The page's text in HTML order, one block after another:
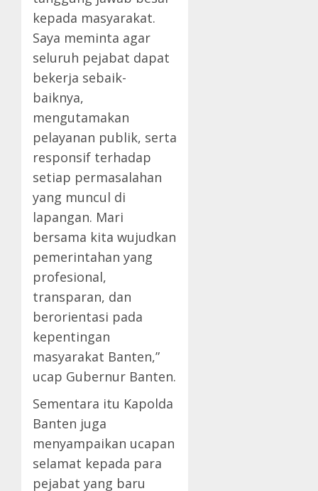
kepada masyarakat.
Saya meminta agar
seluruh pejabat dapat
bekerja sebaik-
baiknya,
mengutamakan
pelayanan publik, serta
responsif terhadap
setiap permasalahan
yang muncul di
lapangan. Mari
bersama kita wujudkan
pemerintahan yang
profesional,
transparan, dan
berorientasi pada
kepentingan
masyarakat Banten,”
ucap Gubernur Banten.
Sementara itu Kapolda
Banten juga
menyampaikan ucapan
selamat kepada para
pejabat yang baru